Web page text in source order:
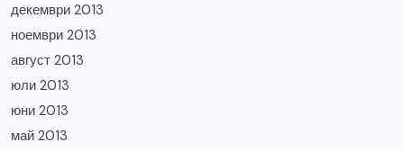
декември 2013
ноември 2013
август 2013
юли 2013
юни 2013
май 2013